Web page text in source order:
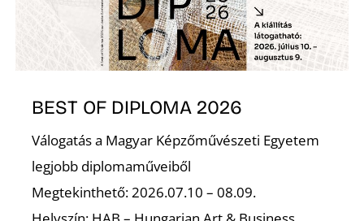
BEST OF DIPLOMA 2026
Válogatás a Magyar Képzőművészeti Egyetem
legjobb diplomaműveiből
Megtekinthető: 2026.07.10 – 08.09.